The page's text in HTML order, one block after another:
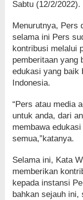
Sabtu (12/2/2022).
Menurutnya, Pers
selama ini Pers
kontribusi melalui
pemberitaan yang
edukasi yang baik
Indonesia.
“Pers atau media
untuk anda, dari
membawa
semua,”katanya.
Selama ini, Kata
memberikan
kepada instansi
bahkan sejauh ini,